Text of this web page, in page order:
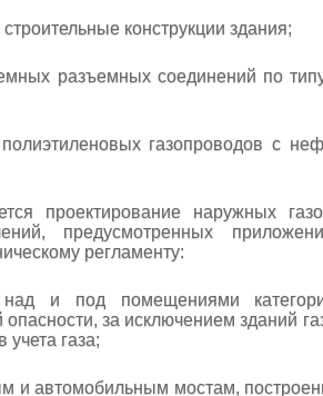
конструкции здания;
разъемных соединений по
газопроводов с
проектирование наружных
предусмотренных
регламенту:
и под помещениями
за исключением зданий
учета газа;
и автомобильным мостам,